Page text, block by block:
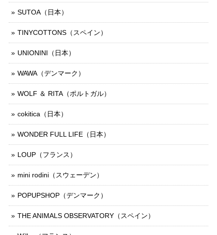
SUTOA（日本）
TINYCOTTONS（スペイン）
UNIONINI（日本）
WAWA（デンマーク）
WOLF ＆ RITA（ポルトガル）
cokitica（日本）
WONDER FULL LIFE（日本）
LOUP（フランス）
mini rodini（スウェーデン）
POPUPSHOP（デンマーク）
THE ANIMALS OBSERVATORY（スペイン）